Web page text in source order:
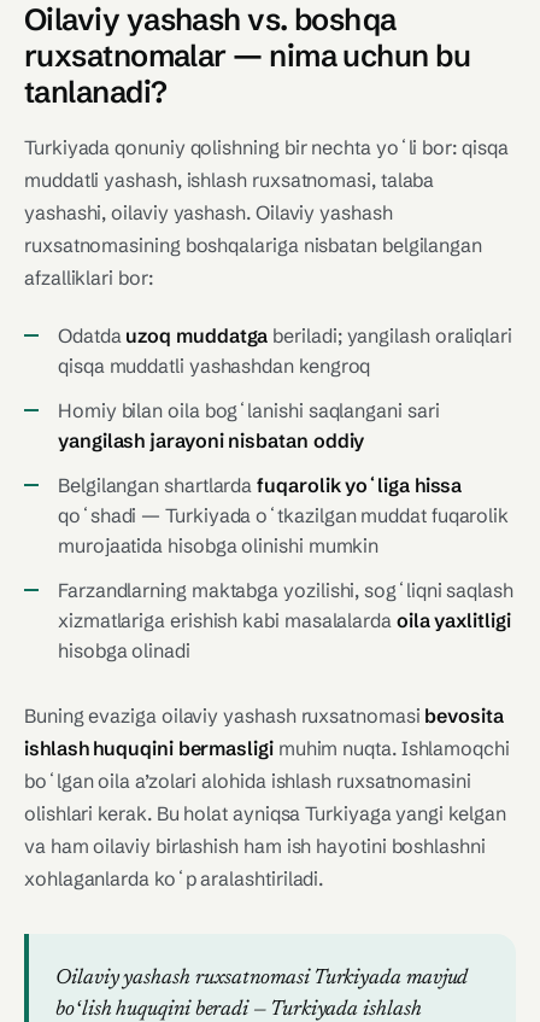
Oilaviy yashash vs. boshqa
ruxsatnomalar — nima uchun bu
tanlanadi?
Turkiyada qonuniy qolishning bir nechta yoʻli bor: qisqa
muddatli yashash, ishlash ruxsatnomasi, talaba
yashashi, oilaviy yashash. Oilaviy yashash
ruxsatnomasining boshqalariga nisbatan belgilangan
afzalliklari bor:
Odatda uzoq muddatga beriladi; yangilash oraliqlari
qisqa muddatli yashashdan kengroq
Homiy bilan oila bogʻlanishi saqlangani sari
yangilash jarayoni nisbatan oddiy
Belgilangan shartlardafuqarolik yoʻliga hissa
qoʻshadi — Turkiyada oʻtkazilgan muddat fuqarolik
murojaatida hisobga olinishi mumkin
Farzandlarning maktabga yozilishi, sogʻliqni saqlash
xizmatlariga erishish kabi masalalarda oila yaxlitligi
hisobga olinadi
Buning evaziga oilaviy yashash ruxsatnomasi bevosita
ishlash huquqini bermasligimuhim nuqta. Ishlamoqchi
boʻlgan oila a’zolari alohida ishlash ruxsatnomasini
olishlari kerak. Bu holat ayniqsa Turkiyaga yangi kelgan
va ham oilaviy birlashish ham ish hayotini boshlashni
xohlaganlarda koʻp aralashtiriladi.
Oilaviy yashash ruxsatnomasi Turkiyada mavjud
boʻlish huquqini beradi — Turkiyada ishlash